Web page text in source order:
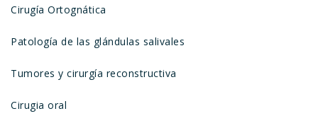
Cirugía Ortognática
Patología de las glándulas salivales
Tumores y cirurgía reconstructiva
Cirugia oral